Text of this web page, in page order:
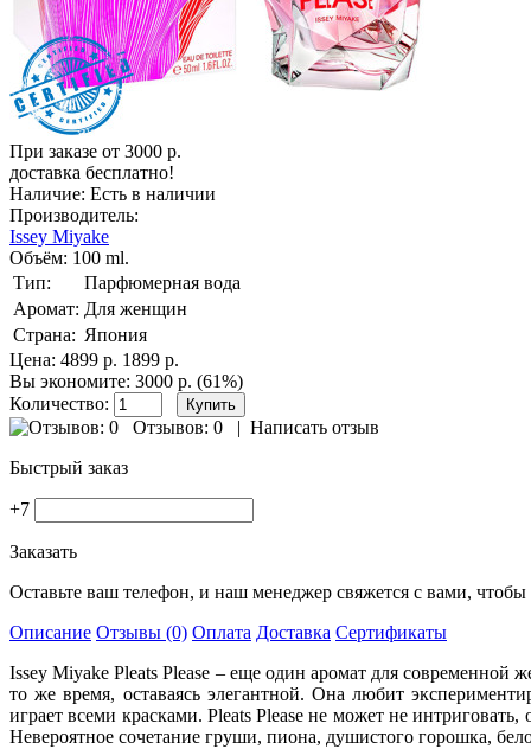
При заказе от 3000 р.
доставка бесплатно!
Наличие: Есть в наличии
Производитель:
Issey Miyake
Объём: 100 ml.
Тип:
Парфюмерная вода
Аромат: Для женщин
Страна: Япония
Цена: 4899 р. 1899 р.
Вы экономите: 3000 р. (61%)
Количество:
Отзывов: 0 | Написать отзыв
Быстрый заказ
+7
Заказать
Оставьте ваш телефон, и наш менеджер свяжется с вами,
Описание Отзывы (0) Оплата Доставка Сертификаты
Issey Miyake Pleats Please – еще один аромат для
то же время, оставаясь элегантной. Она любит
играет всеми красками. Pleats Please не может не
Невероятное сочетание груши, пиона, душистого горошка,